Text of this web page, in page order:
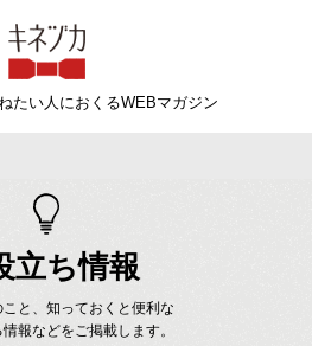
キネヅカ
たい人 におくるWEBマガジン
立ち情報
と、知っておくと便利な
報などをご掲載します。